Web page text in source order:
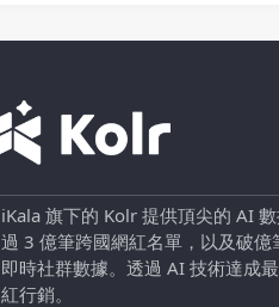
iKala 旗下的 Kolr 提供頂尖的 AI
過 3 億筆跨國網紅名單，以及破
即時社群數據。透過 AI 技術達成
紅行銷。